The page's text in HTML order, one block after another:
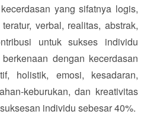
yang sifatnya logis,
verbal, realitas, abstrak,
untuk sukses individu
dengan kecerdasan
holistik, emosi, kesadaran,
keburukan, dan kreativitas
individu sebesar 40%.